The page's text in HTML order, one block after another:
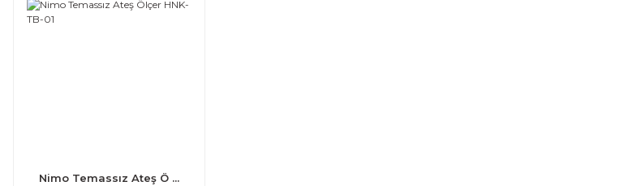
Nimo Temassız Ateş Ö ...